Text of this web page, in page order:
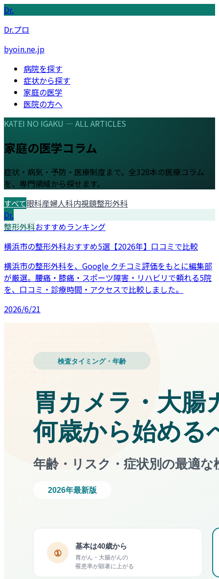
Dr.
Dr.プロ
byoin.ne.jp
病院を探す
症状から探す
家庭の医学
医院の方へ
KATEI NO IGAKU — ALL ARTICLES
家庭の医学コラム
症状・病気・予防・医療制度まで。全328本の医療コラム
を、専門領域から探せます。
すべて眼科産婦人科内視鏡整形外科
Dr.
整形外科おすすめランキング
横浜市の整形外科おすすめ5選【2026年】口コミで比較
横浜市の整形外科を、Google クチコミ評価をもとに編集部
が厳選。腰痛・膝痛・スポーツ障害・リハビリで頼れる5院
を、口コミ・診療時間・アクセスで比較しました。
2026/6/21